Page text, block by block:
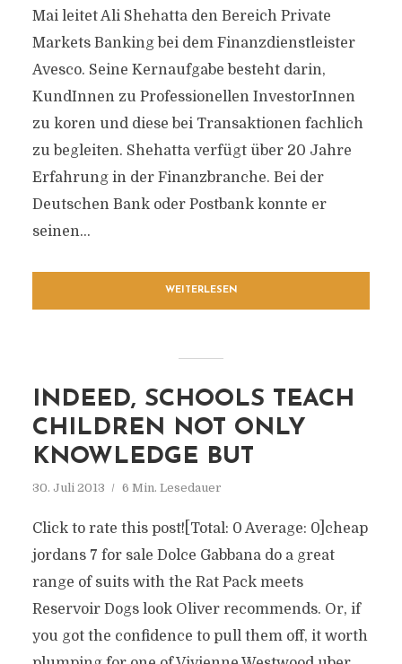
Mai leitet Ali Shehatta den Bereich Private
Markets Banking bei dem Finanzdienstleister
Avesco. Seine Kernaufgabe besteht darin,
KundInnen zu Professionellen InvestorInnen
zu koren und diese bei Transaktionen fachlich
zu begleiten. Shehatta verfügt über 20 Jahre
Erfahrung in der Finanzbranche. Bei der
Deutschen Bank oder Postbank konnte er
seinen...
WEITERLESEN
INDEED, SCHOOLS TEACH
CHILDREN NOT ONLY
KNOWLEDGE BUT
30. Juli 2013 6 Min. Lesedauer
Click to rate this post![Total: 0 Average: 0]cheap
jordans 7 for sale Dolce Gabbana do a great
range of suits with the Rat Pack meets
Reservoir Dogs look Oliver recommends. Or, if
you got the confidence to pull them off, it worth